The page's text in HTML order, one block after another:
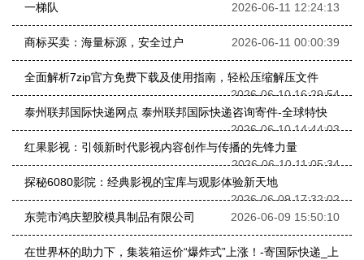
一梯队
2026-06-11 12:24:13
商标买卖：海量标源，安全过户 2026-06-11 00:00:39
全面解析7zip官方免费下载及使用指南，轻松压缩解压文件
2026-06-10 16:29:54
泰州联邦国际快递网点 泰州联邦国际快递咨询寄件-全球特快
2026-06-10 14:44:03
红果影视：引领新时代影视内容创作与传播的先锋力量
2026-06-10 11:05:34
探秘6080影院：经典影视的宝库与观影体验新天地
2026-06-09 17:32:02
东莞市鸿庆塑胶模具制品有限公司
2026-06-09 15:50:10
在世界杯的助力下，集装箱运价“爆炸式”上涨！-寄国际快递_上